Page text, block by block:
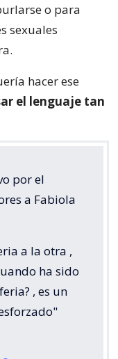
o para
sexuales
hacer ese
el lenguaje tan
por el
a Fabiola
a la otra ,
ha sido
, es un